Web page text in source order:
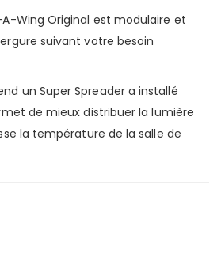
Wing Original est modulaire et
suivant votre besoin
un Super Spreader a installé
de mieux distribuer la lumière
la température de la salle de